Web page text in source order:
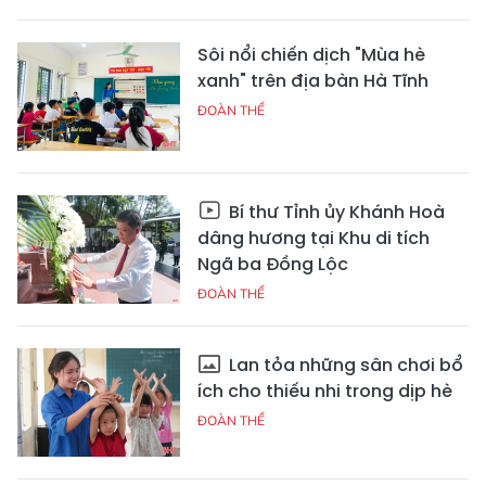
Sôi nổi chiến dịch "Mùa hè
xanh" trên địa bàn Hà Tĩnh
ĐOÀN THỂ
Bí thư Tỉnh ủy Khánh Hoà
dâng hương tại Khu di tích
Ngã ba Đồng Lộc
ĐOÀN THỂ
Lan tỏa những sân chơi bổ
ích cho thiếu nhi trong dịp hè
ĐOÀN THỂ